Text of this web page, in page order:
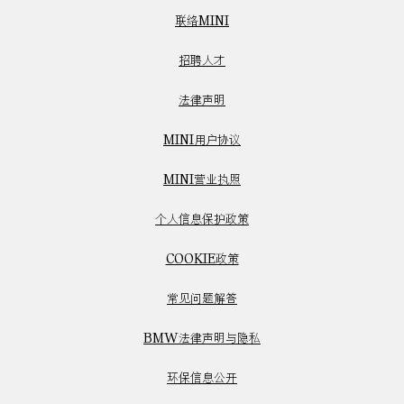
联络MINI
招聘人才
法律声明
MINI用户协议
MINI营业执照
个人信息保护政策
COOKIE政策
常见问题解答
BMW法律声明与隐私
环保信息公开